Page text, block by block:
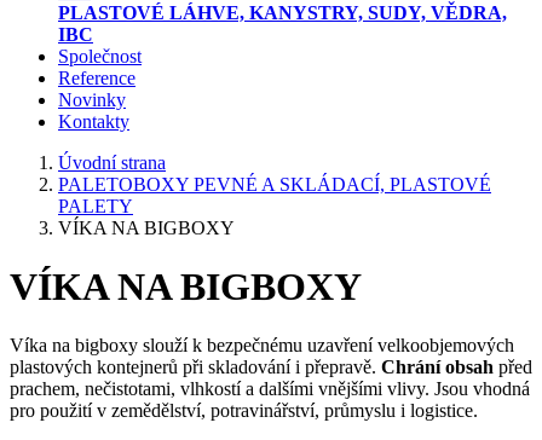
PLASTOVÉ LÁHVE, KANYSTRY, SUDY, VĚDRA,
IBC
Společnost
Reference
Novinky
Kontakty
Úvodní strana
PALETOBOXY PEVNÉ A SKLÁDACÍ, PLASTOVÉ
PALETY
VÍKA NA BIGBOXY
VÍKA NA BIGBOXY
Víka na bigboxy slouží k bezpečnému uzavření velkoobjemových
plastových kontejnerů při skladování i přepravě. Chrání obsah před
prachem, nečistotami, vlhkostí a dalšími vnějšími vlivy. Jsou vhodná
pro použití v zemědělství, potravinářství, průmyslu i logistice.